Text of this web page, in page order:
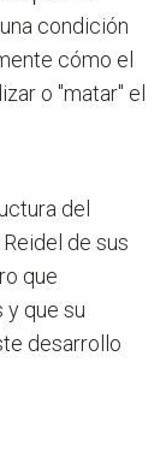
condición
cómo el
o "matar" el
del
de sus
que
y que su
desarrollo